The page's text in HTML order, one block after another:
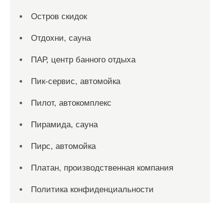
Остров скидок
Отдохни, сауна
ПАР, центр банного отдыха
Пик-сервис, автомойка
Пилот, автокомплекс
Пирамида, сауна
Пирс, автомойка
Платан, производственная компания
Политика конфиденциальности